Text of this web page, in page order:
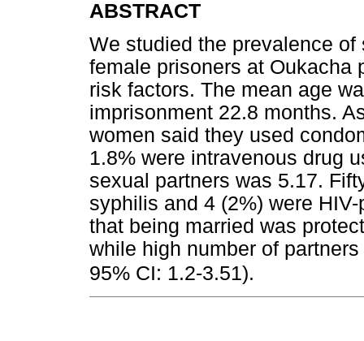
ABSTRACT
We studied the prevalence
female prisoners at Oukacha
risk factors. The mean age
imprisonment 22.8 months.
women said they used
1.8% were intravenous drug
sexual partners was 5.17.
syphilis and 4 (2%) were
that being married was
while high number of
95% CI: 1.2-3.51).